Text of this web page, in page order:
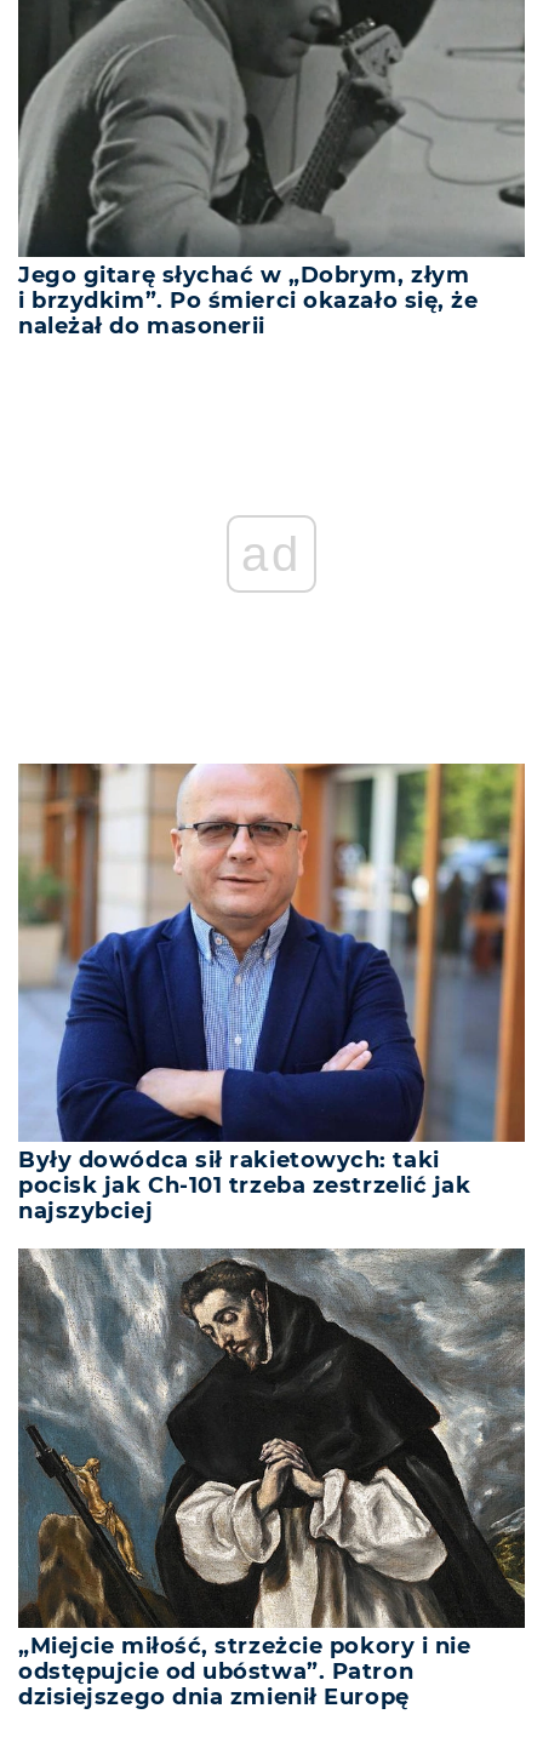
Jego gitarę słychać w „Dobrym, złym
i brzydkim”. Po śmierci okazało się, że
należał do masonerii
ad
Były dowódca sił rakietowych: taki
pocisk jak Ch-101 trzeba zestrzelić jak
najszybciej
„Miejcie miłość, strzeżcie pokory i nie
odstępujcie od ubóstwa”. Patron
dzisiejszego dnia zmienił Europę